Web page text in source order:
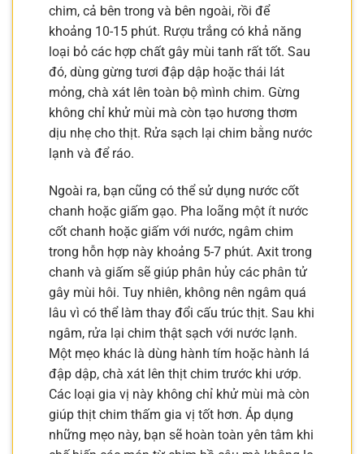
chim, cả bên trong và bên ngoài, rồi để
khoảng 10-15 phút. Rượu trắng có khả năng
loại bỏ các hợp chất gây mùi tanh rất tốt. Sau
đó, dùng gừng tươi đập dập hoặc thái lát
mỏng, chà xát lên toàn bộ mình chim. Gừng
không chỉ khử mùi mà còn tạo hương thơm
dịu nhẹ cho thịt. Rửa sạch lại chim bằng nước
lạnh và để ráo.
Ngoài ra, bạn cũng có thể sử dụng nước cốt
chanh hoặc giấm gạo. Pha loãng một ít nước
cốt chanh hoặc giấm với nước, ngâm chim
trong hỗn hợp này khoảng 5-7 phút. Axit trong
chanh và giấm sẽ giúp phân hủy các phân tử
gây mùi hôi. Tuy nhiên, không nên ngâm quá
lâu vì có thể làm thay đổi cấu trúc thịt. Sau khi
ngâm, rửa lại chim thật sạch với nước lạnh.
Một mẹo khác là dùng hành tím hoặc hành lá
đập dập, chà xát lên thịt chim trước khi ướp.
Các loại gia vị này không chỉ khử mùi mà còn
giúp thịt chim thấm gia vị tốt hơn. Áp dụng
những mẹo này, bạn sẽ hoàn toàn yên tâm khi